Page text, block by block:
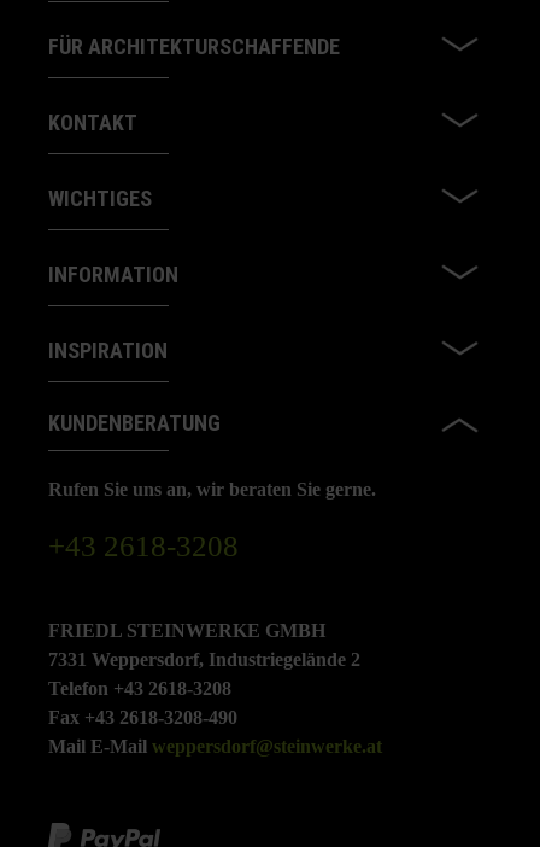
FÜR ARCHITEKTURSCHAFFENDE
KONTAKT
WICHTIGES
INFORMATION
INSPIRATION
KUNDENBERATUNG
Rufen Sie uns an, wir beraten Sie gerne.
+43 2618-3208
FRIEDL STEINWERKE GMBH
7331 Weppersdorf, Industriegelände 2
Telefon +43 2618-3208
Fax +43 2618-3208-490
Mail E-Mail weppersdorf@steinwerke.at